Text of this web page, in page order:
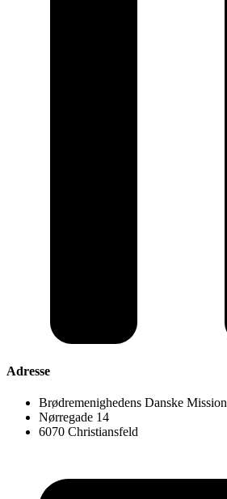
Adresse
Brødremenighedens Danske Mission
Nørregade 14
6070 Christiansfeld